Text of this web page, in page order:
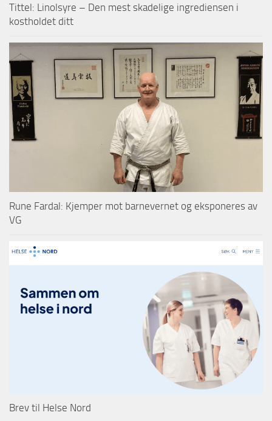
Tittel: Linolsyre – Den mest skadelige ingrediensen i
kostholdet ditt
Rune Fardal: Kjemper mot barnevernet og eksponeres av
VG
Brev til Helse Nord